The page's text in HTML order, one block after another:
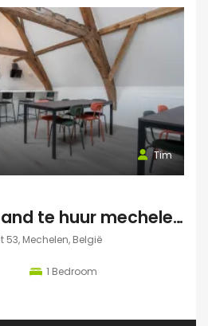
Tim
Gerenoveerd pand te huur mechelen Nieuwe Beggaardenstr
Mechelen, België
1 Bedroom